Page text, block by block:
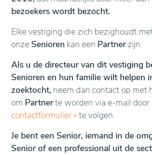
bezoekers wordt bezocht.
Elke vestiging die zich bezighoudt
onze Senioren kan een Partnerzijn.
Als u de directeur van dit vestiging
Senioren en hun familie wilt helpen
zoektocht, neem dan contact op met
om Partnerte worden via e-mail door
contactformulier » te volgen.
Je bent een Senior, iemand in de
Senior of een professional uit de